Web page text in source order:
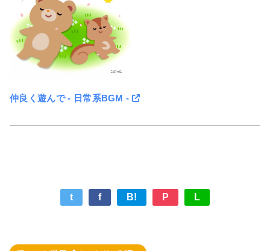
仲良く遊んで - 日常系BGM -
t f B! P L